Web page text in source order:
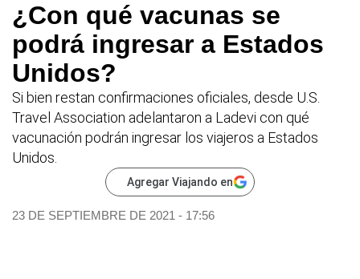
¿Con qué vacunas se
podrá ingresar a Estados
Unidos?
Si bien restan confirmaciones oficiales, desde U.S.
Travel Association adelantaron a Ladevi con qué
vacunación podrán ingresar los viajeros a Estados
Unidos.
Agregar Viajando en
23 DE SEPTIEMBRE DE 2021 - 17:56